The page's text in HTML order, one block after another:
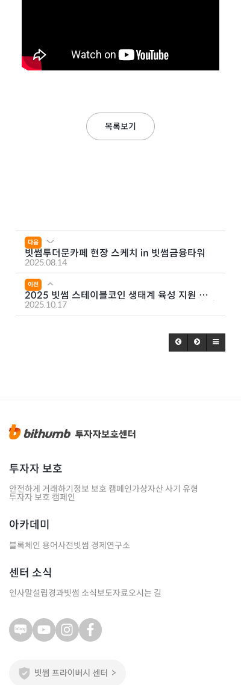
목록보기
다음
빗썸투더문카페 현장 스케치 in 빗썸금융타워
2025.08.14
이전
2025 빗썸 스테이블코인 생태계 육성 지원 공
모전 시상식 현장 스케치 l 대상 수상 KASA팀 인
터뷰
2025.10.17
투자자 보호
안전하게 거래하기정보 보호 캠페인가상자산 사기 유형
투자자 보호 캠페인
아카데미
블록체인 용어사전빗썸 경제연구소
센터 소식
인사말설립경과빗썸 소식보도자료오시는 길